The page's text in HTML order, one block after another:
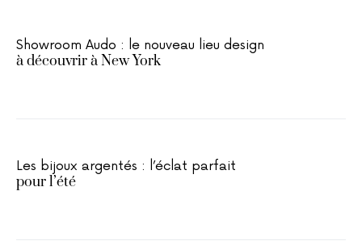
Showroom Audo : le nouveau lieu design
à découvrir à New York
Les bijoux argentés : l’éclat parfait
pour l’été